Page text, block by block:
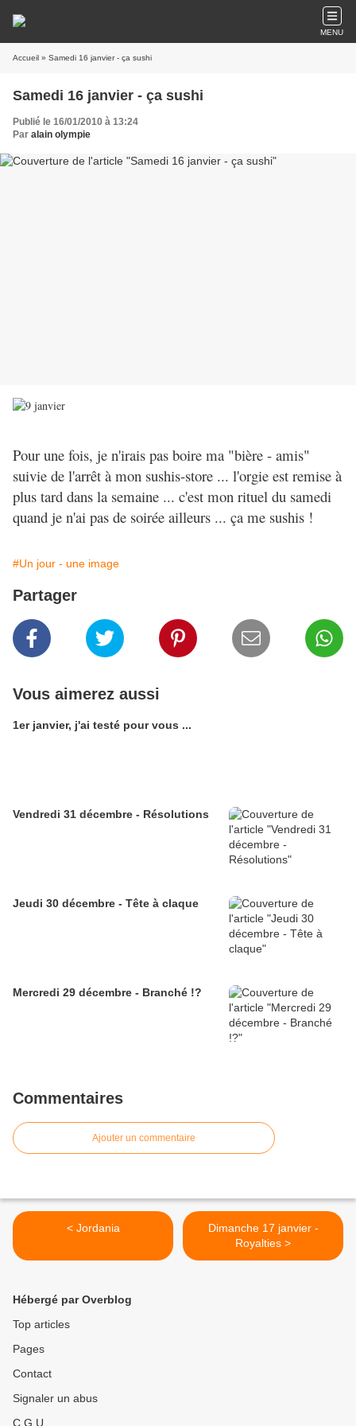
MENU
Accueil » Samedi 16 janvier - ça sushi
Samedi 16 janvier - ça sushi
Publié le 16/01/2010 à 13:24
Par alain olympie
Pour une fois, je n'irais pas boire ma "bière - amis"
suivie de l'arrêt à mon sushis-store ... l'orgie est remise à
plus tard dans la semaine ... c'est mon rituel du samedi
quand je n'ai pas de soirée ailleurs ... ça me sushis !
#Un jour - une image
Partager
Vous aimerez aussi
1er janvier, j'ai testé pour vous ...
Vendredi 31 décembre - Résolutions
Jeudi 30 décembre - Tête à claque
Mercredi 29 décembre - Branché !?
Commentaires
Ajouter un commentaire
< Jordania
Dimanche 17 janvier -
Royalties >
Hébergé par Overblog
Top articles
Pages
Contact
Signaler un abus
C.G.U.